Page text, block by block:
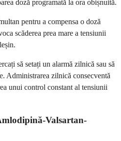
doză programată la ora obișnuită.
pentru a compensa o doză
scăderea prea mare a tensiunii
să setați un alarmă zilnică sau să
Administrarea zilnică consecventă
unui control constant al tensiunii
Valsartan-